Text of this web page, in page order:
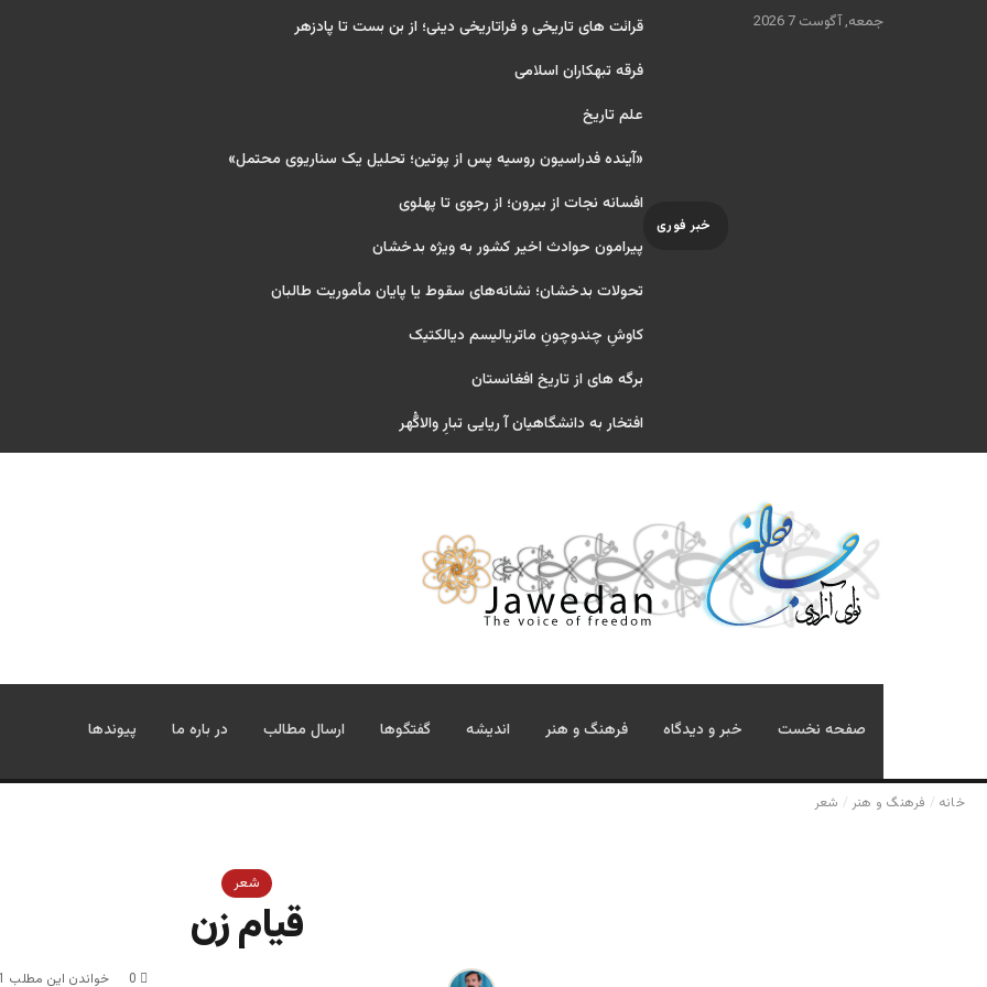
جمعه, آگوست 7 2026
خبر فوری
قرائت های تاریخی و فراتاریخی دینی؛ از بن بست تا پادزهر
فرقه تبهکاران اسلامی
علم تاریخ
«آینده فدراسیون روسیه پس از پوتین؛ تحلیل یک سناریوی محتمل»
افسانه نجات از بیرون؛ از رجوی تا پهلوی
پیرامون حوادث اخیر کشور به ویژه بدخشان
تحولات بدخشان؛ نشانه‌های سقوط یا پایان مأموریت طالبان
کاوشِ چندو‌چونِ ماتریالیسم دیالکتیک
برگه های از تاریخ افغانستان
افتخار به دانشگاهیان آ ریایی تبارِ والاگُهر
صفحه نخست خبر و دیدگاه فرهنگ و هنر اندیشه گفتگوها ارسال مطالب در باره ما پیوندها
خانه / فرهنگ و هنر / شعر
شعر
قیام زن
0 خواندن این مطلب 1 دقیقه زمان میبرد